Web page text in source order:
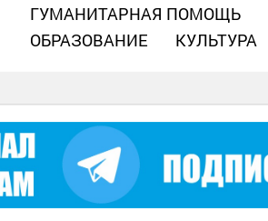
ГУМАНИТАРНАЯ ПОМОЩЬ
ОБРАЗОВАНИЕ
КУЛЬТУРА